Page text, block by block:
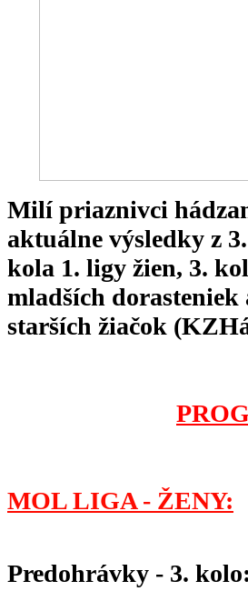
Milí priaznivci
aktuálne výsledky z
kola 1. ligy žien, 3.
mladších dorasteniek
starších žiačok
MOL LIGA - ŽENY:
Predohrávky - 3.